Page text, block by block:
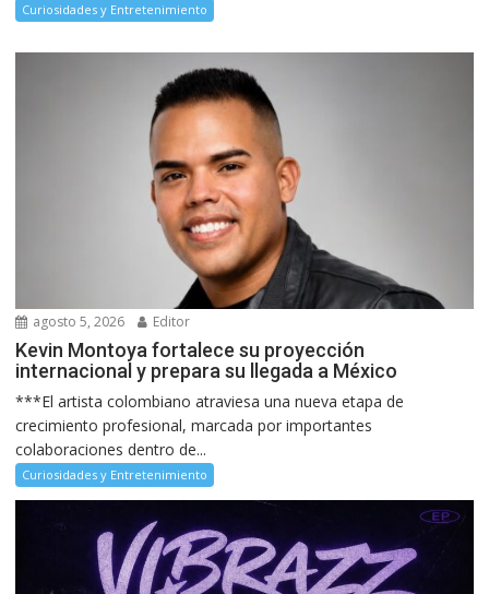
Curiosidades y Entretenimiento
agosto 5, 2026 Editor
Kevin Montoya fortalece su proyección
internacional y prepara su llegada a México
***El artista colombiano atraviesa una nueva etapa de
crecimiento profesional, marcada por importantes
colaboraciones dentro de...
Curiosidades y Entretenimiento